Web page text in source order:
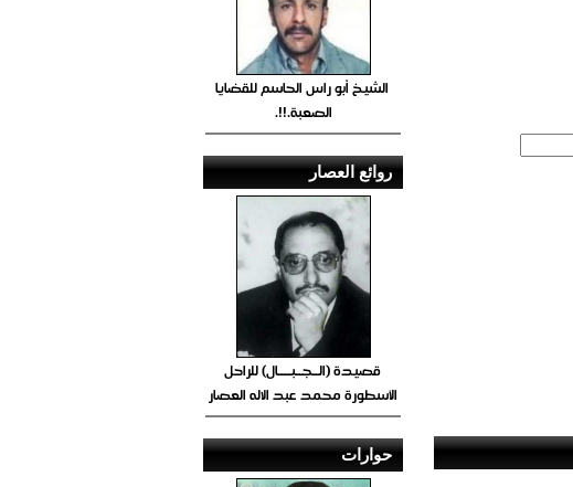
الشيخ أبو راس الحاسم للقضايا
الصعبة.!!.
روائع العصار
قصيدة (الــجــبــــال) للراحل
الأسطورة محمد عبد الاله العصار
حوارات